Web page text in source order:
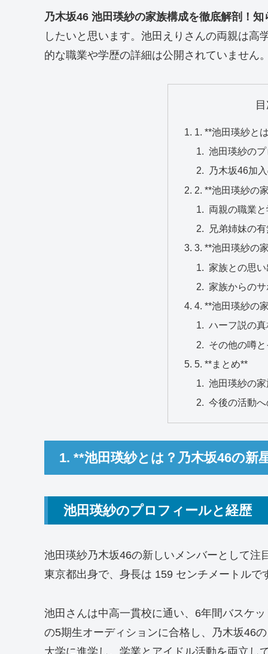
乃木坂46 池田瑛紗の家族構成を徹底解剖！知
したいと思います。池田えりさんの両親は
的な職業や学歴の詳細は公開されていません。
1. **池田瑛紗と
池田瑛紗の
乃木坂46加
2. **池田瑛紗の
両親の職業
兄弟姉妹の
3. **池田瑛紗の
家族との思
家族からのサ
4. **池田瑛紗の
ハーフ説の真
その他の噂
5. **まとめ**
池田瑛紗の
今後の活動
1. **池田瑛紗とは？乃木坂46の新
池田瑛紗のプロフィールと経歴
池田瑛紗乃木坂46の新しいメンバーとして
東京都出身で、身長は 159 センチメートルで
池田さんは中高一貫校に通い、6年間バスケ
の5期生オーディションに合格し、乃木坂46
大学に進学し、学業とアイドル活動を両立し